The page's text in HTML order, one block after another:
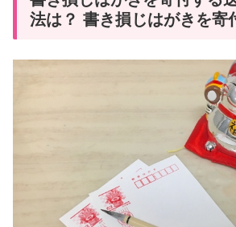
法は？ 書き損じはがきを寄